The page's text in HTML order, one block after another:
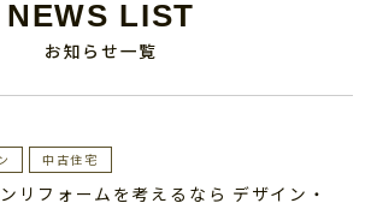
NEWS LIST
お知らせ一覧
中古住宅
リフォームを考えるなら デザイン・